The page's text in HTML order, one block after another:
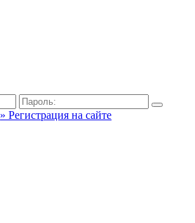
» Регистрация на сайте